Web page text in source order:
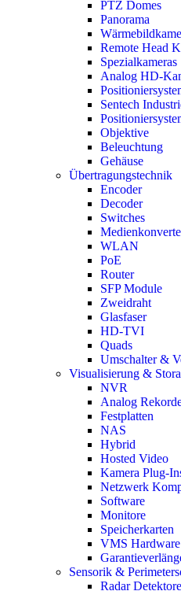
PTZ Domes
Panorama
Remote Head
Spezialkameras
Analog HD-
Sentech
Objektive
Beleuchtung
Gehäuse
Übertragungstechnik
Encoder
Decoder
Switches
WLAN
PoE
Router
SFP Module
Zweidraht
Glasfaser
HD-TVI
Quads
Umschalter &
Visualisierung &
NVR
Analog
Festplatten
NAS
Hybrid
Hosted Video
Kamera Plug-
Netzwerk
Software
Monitore
Speicherkarten
VMS Hardware
Sensorik &
Radar